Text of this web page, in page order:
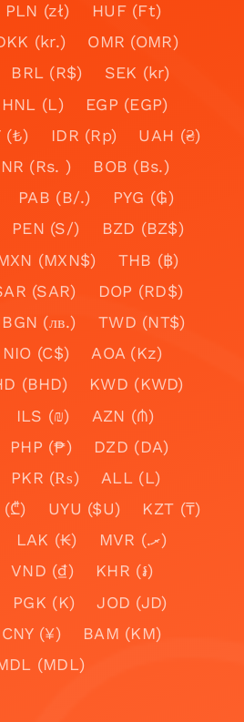
PLN (zł)
HUF (Ft)
(kr.)
OMR (OMR)
BRL (R$)
SEK (kr)
HNL (L)
EGP (EGP)
(₺) IDR (Rp)
UAH (₴)
(Rs. )
BOB (Bs.)
PAB (B/.)
PYG (₲)
PEN (S/)
BZD (BZ$)
(MXN$)
THB (฿)
(SAR)
DOP (RD$)
BGN (лв.)
TWD (NT$)
NIO (C$)
AOA (Kz)
(BHD)
KWD (KWD)
ILS (₪)
AZN (₼)
PHP (₱)
DZD (DA)
PKR (₨)
ALL (L)
(₾) UYU ($U)
KZT (₸)
LAK (₭)
MVR (.ރ)
VND (₫)
KHR (៛)
PGK (K)
JOD (JD)
CNY (¥)
BAM (KM)
(MDL)